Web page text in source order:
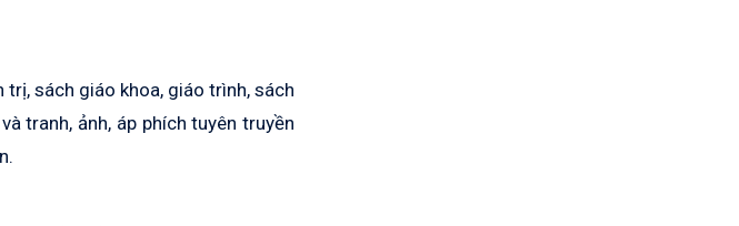
trị, sách giáo khoa, giáo trình, sách
tranh, ảnh, áp phích tuyên truyền